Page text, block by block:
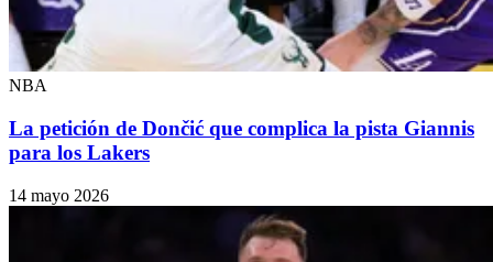
NBA
La petición de Dončić que complica la pista Giannis
para los Lakers
14 mayo 2026